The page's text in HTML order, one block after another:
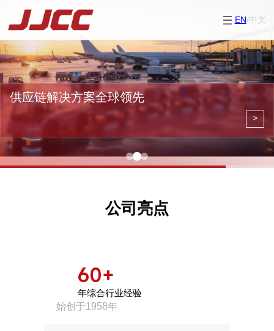
容
EN/中文
供应链解决方案全球领先
>
公司亮点
60+
年综合行业经验
始创于1958年